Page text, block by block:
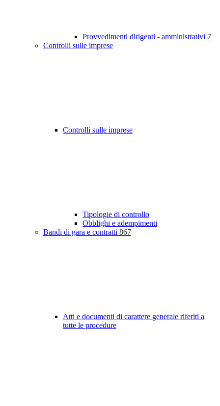
Provvedimenti dirigenti - amministrativi 7
Controlli sulle imprese
Controlli sulle imprese
Tipologie di controllo
Obblighi e adempimenti
Bandi di gara e contratti 867
Atti e documenti di carattere generale riferiti a
tutte le procedure